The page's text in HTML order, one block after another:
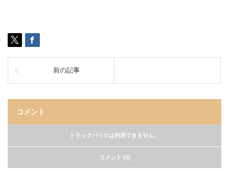
前の記事
コメント
トラックバックは利用できません。
コメント (0)